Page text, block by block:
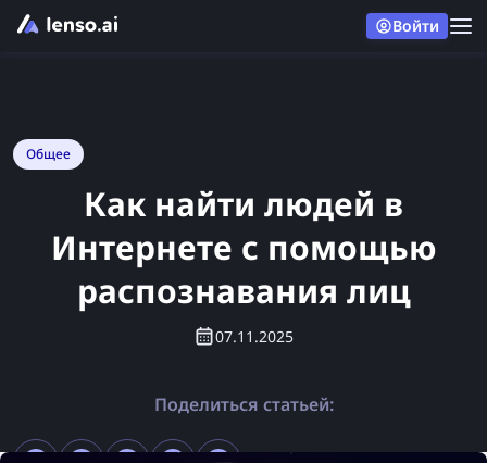
Войти
Общее
Как найти людей в
Интернете с помощью
распознавания лиц
07.11.2025
Поделиться статьей: